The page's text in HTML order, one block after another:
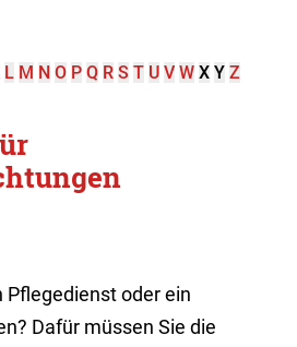
L M N O P Q R S T U V W X Y Z
Pflegedienst oder ein
Dafür müssen Sie die